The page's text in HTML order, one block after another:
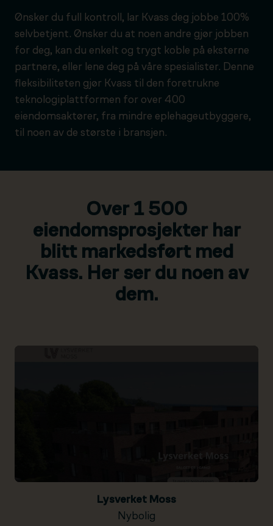
Ønsker du full kontroll, lar Kvass deg jobbe 100%
selvbetjent. Ønsker du at noen andre gjør jobben
for deg, kan du enkelt og trygt koble på eksterne
partnere, eller lene deg på våre spesialister. Denne
fleksibiliteten gjør Kvass til den foretrukne
teknologiplattformen for over 400
eiendomsaktører, fra mindre eplehageutbyggere,
til noen av de største i bransjen.
Over 1 500
eiendomsprosjekter har
blitt markedsført med
Kvass. Her ser du noen av
dem.
Lysverket Moss
Nybolig